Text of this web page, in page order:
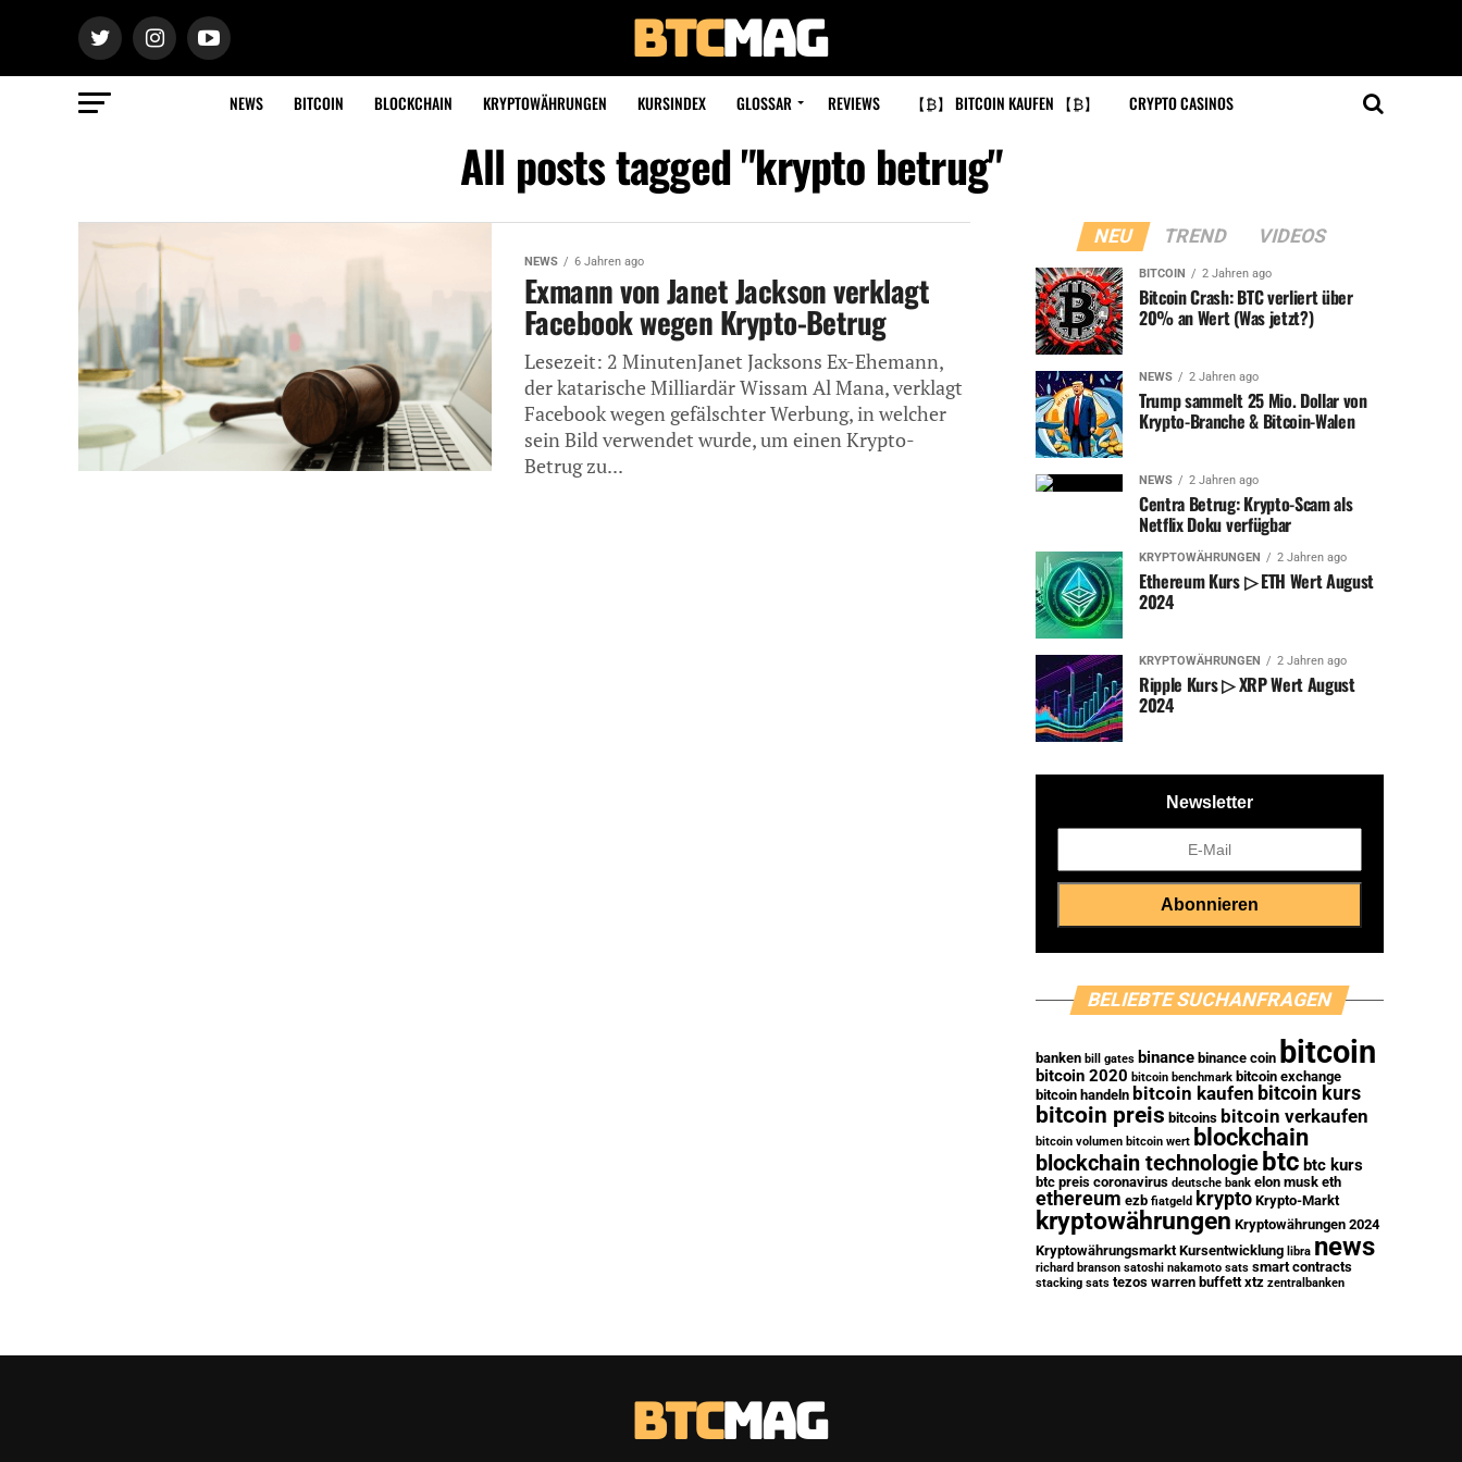
NEWS BITCOIN BLOCKCHAIN KRYPTOWÄHRUNGEN KURSINDEX GLOSSAR REVIEWS 【₿】 BITCOIN KAUFEN 【₿】 CRYPTO CASINOS
All posts tagged "krypto betrug"
NEWS 6 Jahren ago
Exmann von Janet Jackson verklagt
Facebook wegen Krypto-Betrug
Lesezeit: 2 MinutenJanet Jacksons Ex-Ehemann,
der katarische Milliardär Wissam Al Mana, verklagt
Facebook wegen gefälschter Werbung, in welcher
sein Bild verwendet wurde, um einen Krypto-
Betrug zu...
NEU TREND VIDEOS
BITCOIN 2 Jahren ago
Bitcoin Crash: BTC verliert über
20% an Wert (Was jetzt?)
NEWS 2 Jahren ago
Trump sammelt 25 Mio. Dollar von
Krypto-Branche & Bitcoin-Walen
NEWS 2 Jahren ago
Centra Betrug: Krypto-Scam als
Netflix Doku verfügbar
KRYPTOWÄHRUNGEN 2 Jahren ago
Ethereum Kurs ▷ ETH Wert August
2024
KRYPTOWÄHRUNGEN 2 Jahren ago
Ripple Kurs ▷ XRP Wert August
2024
Newsletter
BELIEBTE SUCHANFRAGEN
banken bill gates binance binance coin bitcoin
bitcoin 2020 bitcoin benchmark bitcoin exchange
bitcoin handeln bitcoin kaufen bitcoin kurs
bitcoin preis bitcoins bitcoin verkaufen
bitcoin volumen bitcoin wert blockchain
blockchain technologie btc btc kurs
btc preis coronavirus deutsche bank elon musk eth
ethereum ezb fiatgeld krypto Krypto-Markt
kryptowährungen Kryptowährungen 2024
Kryptowährungsmarkt Kursentwicklung libra news
richard branson satoshi nakamoto sats smart contracts
stacking sats tezos warren buffett xtz zentralbanken